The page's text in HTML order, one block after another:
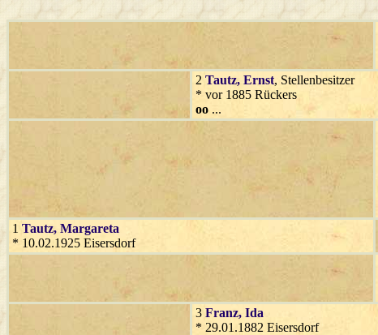
2 Tautz, Ernst, Stellenbesitzer
* vor 1885 Rückers
oo ...
1 Tautz, Margareta
* 10.02.1925 Eisersdorf
3 Franz, Ida
* 29.01.1882 Eisersdorf